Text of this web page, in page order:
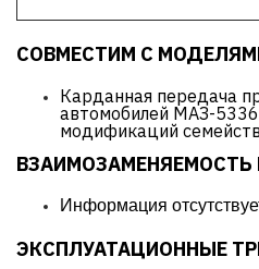
СОВМЕСТИМ С
Карданная передача
автомобилей МАЗ-
модификаций
ВЗАИМОЗАМЕНЯЕМОСТЬ
Информация
ЭКСПЛУАТАЦИОННЫЕ